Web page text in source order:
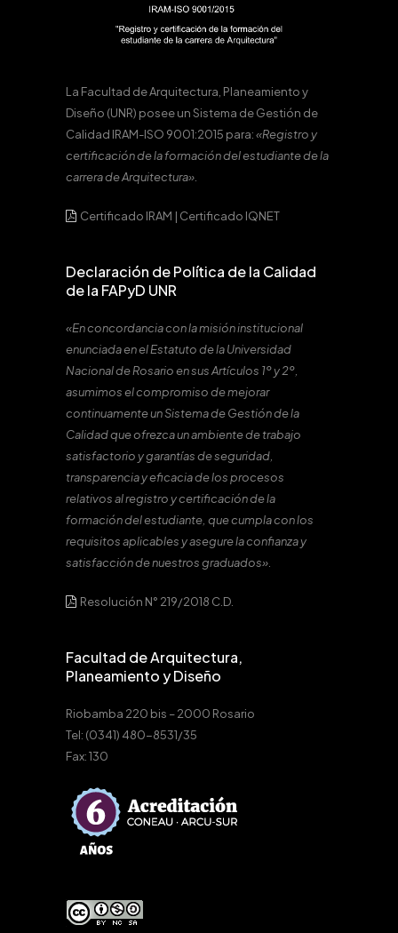
La Facultad de Arquitectura, Planeamiento y
Diseño (UNR) posee un Sistema de Gestión de
Calidad IRAM-ISO 9001:2015 para:«Registro y
certificación de la formación del estudiante de la
carrera de Arquitectura».
Certificado IRAM | Certificado IQNET
Declaración de Política de la Calidad
de la FAPyD UNR
«En concordancia con la misión institucional
enunciada en el Estatuto de la Universidad
Nacional de Rosario en sus Artículos 1º y 2º,
asumimos el compromiso de mejorar
continuamente un Sistema de Gestión de la
Calidad que ofrezca un ambiente de trabajo
satisfactorio y garantías de seguridad,
transparencia y eficacia de los procesos
relativos al registro y certificación de la
formación del estudiante, que cumpla con los
requisitos aplicables y asegure la confianza y
satisfacción de nuestros graduados».
Resolución N° 219/2018 C.D.
Facultad de Arquitectura,
Planeamiento y Diseño
Riobamba 220 bis – 2000 Rosario
Tel: (0341) 480-8531/35
Fax: 130